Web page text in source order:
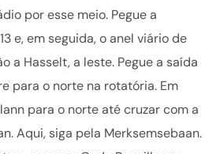
por esse meio. Pegue a
e, em seguida, o anel viário de
a Hasselt, a leste. Pegue a saída
para o norte na rotatória. Em
para o norte até cruzar com a
Aqui, siga pela Merksemsebaan.